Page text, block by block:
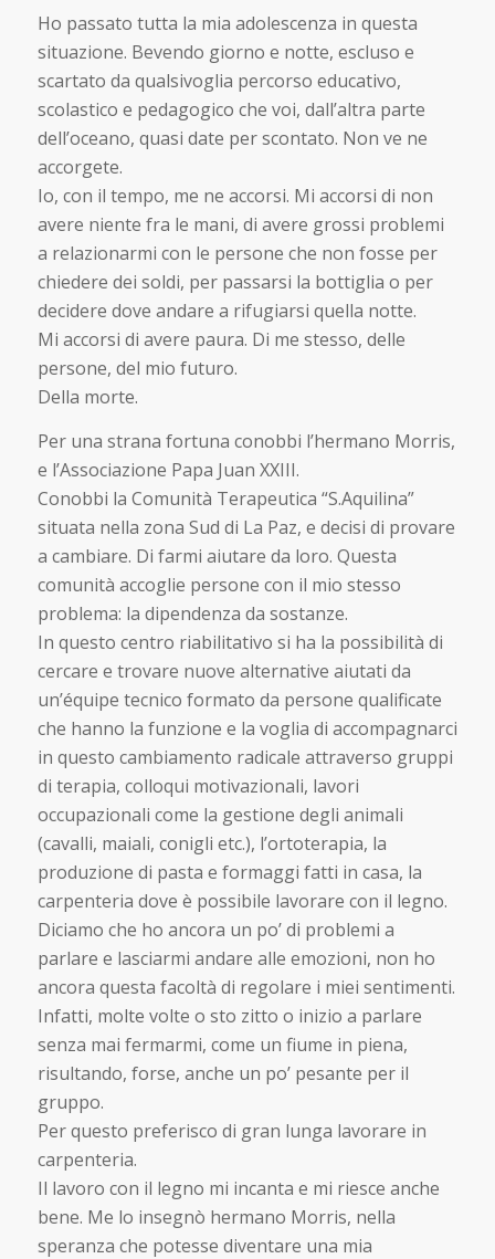
Ho passato tutta la mia adolescenza in questa
situazione. Bevendo giorno e notte, escluso e
scartato da qualsivoglia percorso educativo,
scolastico e pedagogico che voi, dall’altra parte
dell’oceano, quasi date per scontato. Non ve ne
accorgete.
Io, con il tempo, me ne accorsi. Mi accorsi di non
avere niente fra le mani, di avere grossi problemi
a relazionarmi con le persone che non fosse per
chiedere dei soldi, per passarsi la bottiglia o per
decidere dove andare a rifugiarsi quella notte.
Mi accorsi di avere paura. Di me stesso, delle
persone, del mio futuro.
Della morte.
Per una strana fortuna conobbi l’hermano Morris,
e l’Associazione Papa Juan XXIII.
Conobbi la Comunità Terapeutica “S.Aquilina”
situata nella zona Sud di La Paz, e decisi di provare
a cambiare. Di farmi aiutare da loro. Questa
comunità accoglie persone con il mio stesso
problema: la dipendenza da sostanze.
In questo centro riabilitativo si ha la possibilità di
cercare e trovare nuove alternative aiutati da
un’équipe tecnico formato da persone qualificate
che hanno la funzione e la voglia di accompagnarci
in questo cambiamento radicale attraverso gruppi
di terapia, colloqui motivazionali, lavori
occupazionali come la gestione degli animali
(cavalli, maiali, conigli etc.), l’ortoterapia, la
produzione di pasta e formaggi fatti in casa, la
carpenteria dove è possibile lavorare con il legno.
Diciamo che ho ancora un po’ di problemi a
parlare e lasciarmi andare alle emozioni, non ho
ancora questa facoltà di regolare i miei sentimenti.
Infatti, molte volte o sto zitto o inizio a parlare
senza mai fermarmi, come un fiume in piena,
risultando, forse, anche un po’ pesante per il
gruppo.
Per questo preferisco di gran lunga lavorare in
carpenteria.
Il lavoro con il legno mi incanta e mi riesce anche
bene. Me lo insegnò hermano Morris, nella
speranza che potesse diventare una mia